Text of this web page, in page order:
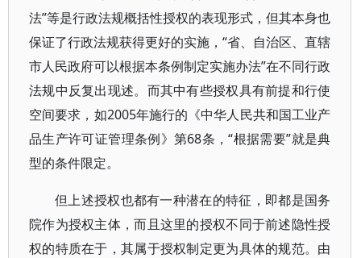
法”等是行政法规概括性授权的表现形式，但其本身也
保证了行政法规获得更好的实施，“省、自治区、直辖
市人民政府可以根据本条例制定实施办法”在不同行政
法规中反复出现述。而其中有些授权具有前提和行使
空间要求，如2005年施行的《中华人民共和国工业产
品生产许可证管理条例》第68条，“根据需要”就是典
型的条件限定。
但上述授权也都有一种潜在的特征，即都是国务
院作为授权主体，而且这里的授权不同于前述隐性授
权的特质在于，其属于授权制定更为具体的规范。由